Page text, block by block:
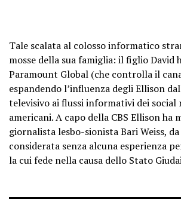
Tale scalata al colosso informatico
mosse della sua famiglia: il figlio
Paramount Global (che controlla il
espandendo l’influenza degli Ellison
televisivo ai flussi informativi dei social
americani. A capo della CBS Ellison ha
giornalista lesbo-sionista Bari Weiss,
considerata senza alcuna esperienza
la cui fede nella causa dello Stato